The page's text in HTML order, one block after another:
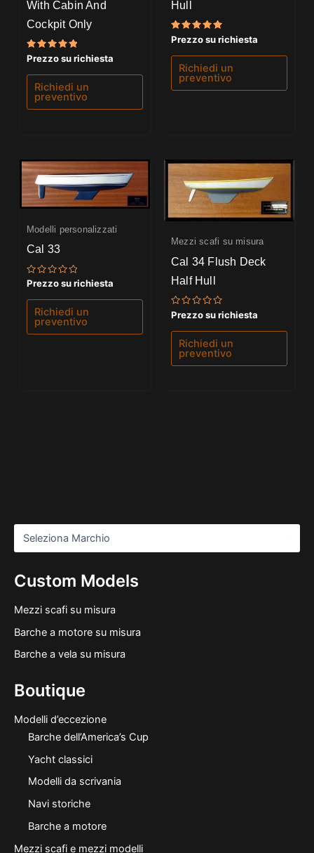
Custom Models
Mezzi scafi su misura
Barche a motore su misura
Barche a vela su misura
Boutique
Modelli d’eccezione
Barche dell’America’s Cup
Yacht classici
Modelli da scrivania
Navi storiche
Barche a motore
Mezzi scafi e mezzi modelli
With Cabin And
Cockpit Only
Valutato
su 5
Prezzo su richiesta
Richiedi un
preventivo
Hull
Valutato
su 5
Prezzo su richiesta
Richiedi un
preventivo
Modelli personalizzati
Cal 33
Valutato
su
Prezzo su richiesta
Richiedi un
preventivo
Mezzi scafi su misura
Cal 34 Flush Deck
Half Hull
Valutato
0
su
Prezzo su richiesta
Richiedi un
preventivo